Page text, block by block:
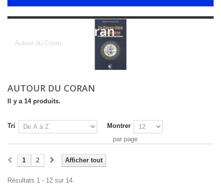
Autour du Coran
Autour du Coran
AUTOUR DU CORAN
Il y a 14 produits.
Tri
Montrer
par page
Afficher tout
1 2
Résultats 1 - 12 sur 14.